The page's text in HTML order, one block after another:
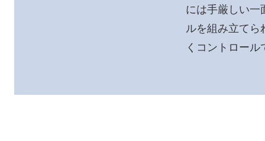
には手厳しい一
ルを組み立てら
くコントロール